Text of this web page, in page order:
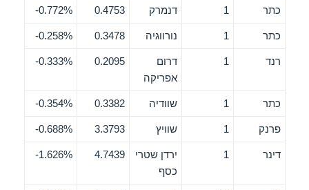
כתר 1 דנמרק 0.4753
0.772%-
כתר 1 נורווגיה 0.3478
0.258%-
רנד 1
דרום
אפריקה
0.2095
0.333%-
כתר 1 שוודיה 0.3382
0.354%-
פרנק 1 שוויץ 3.3793
0.688%-
דינר 1
ירדן שטרי
כסף
4.7439
1.626%-